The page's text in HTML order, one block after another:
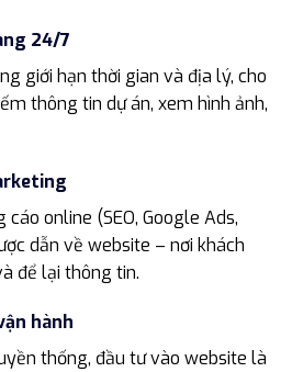
24/7
giới hạn thời gian và địa lý, cho
thông tin dự án, xem hình ảnh,
online (SEO, Google Ads,
dẫn về website – nơi khách
để lại thông tin.
hành
thống, đầu tư vào website là